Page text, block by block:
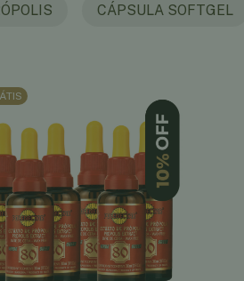
CÁPSULA SOFTGEL